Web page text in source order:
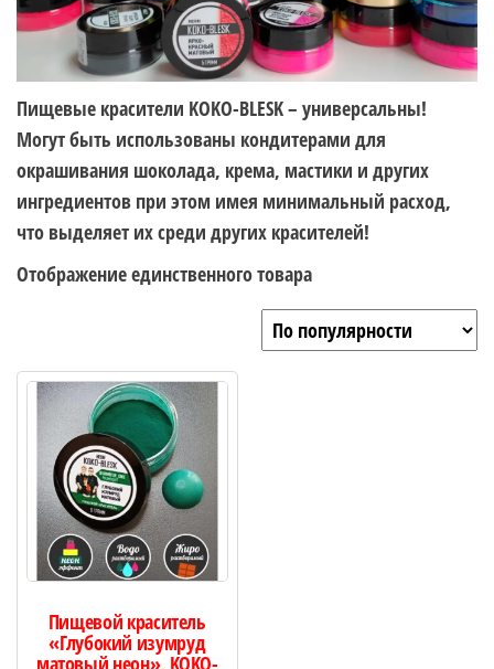
Пищевые красители KOKO-BLESK – универсальны!
Могут быть использованы кондитерами для
окрашивания шоколада, крема, мастики и других
ингредиентов при этом имея минимальный расход,
что выделяет их среди других красителей!
Отображение единственного товара
Пищевой краситель
«Глубокий изумруд